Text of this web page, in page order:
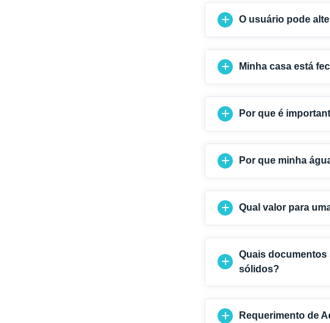
O usuário pode
Minha casa está
Por que é
Por que minha
Qual valor para
Quais documentos
sólidos?
Requerimento de